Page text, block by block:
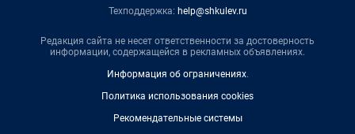
Техподдержка: help@shkulev.ru
Редакция сайта не несет ответственности за достоверность
информации, содержащейся в рекламных объявлениях.
Информация об ограничениях.
Политика использования cookies
Рекомендательные системы